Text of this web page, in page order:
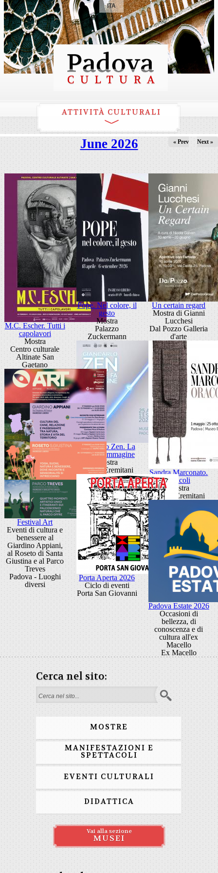
ITA
ATTIVITÀ CULTURALI
June 2026 « Prev Next »
M.C. Escher. Tutti i
capolavori
Mostra
Centro culturale
Altinate San
Gaetano
Pope. Nel colore, il
gesto
Mostra
Palazzo
Zuckermann
Un certain regard
Mostra di Gianni
Lucchesi
Dal Pozzo Galleria
d'arte
Giancarlo Zen. La
luce fa l'immagine
Mostra
Museo Eremitani
Sandra Marconato.
Oracoli
Mostra
Museo Eremitani
Festival Art
Eventi di cultura e
benessere al
Giardino Appiani,
al Roseto di Santa
Giustina e al Parco
Treves
Padova - Luoghi
diversi
Porta Aperta 2026
Ciclo di eventi
Porta San Giovanni
Padova Estate 2026
Occasioni di
bellezza, di
conoscenza e di
cultura all'ex
Macello
Ex Macello
Cerca nel sito:
Search form
MOSTRE
MANIFESTAZIONI E
SPETTACOLI
EVENTI CULTURALI
DIDATTICA
Vai alla sezione
MUSEI